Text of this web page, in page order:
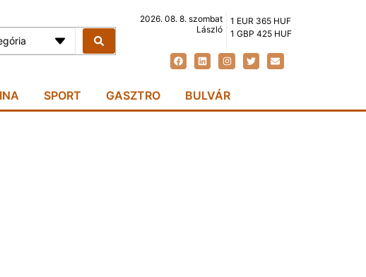
2026. 08. 8. szombat
László
1 EUR 365 HUF
1 GBP 425 HUF
SPORT GASZTRO BULVÁR